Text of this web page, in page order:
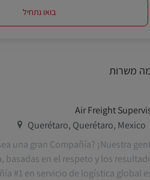
בואו נתחיל
משרות
Air Freight
מיקום
Querétaro, Querétaro, Mexico
una gran Compañía? ¡Nuestra
basadas en el respeto y los
#1 en servicio de logística global